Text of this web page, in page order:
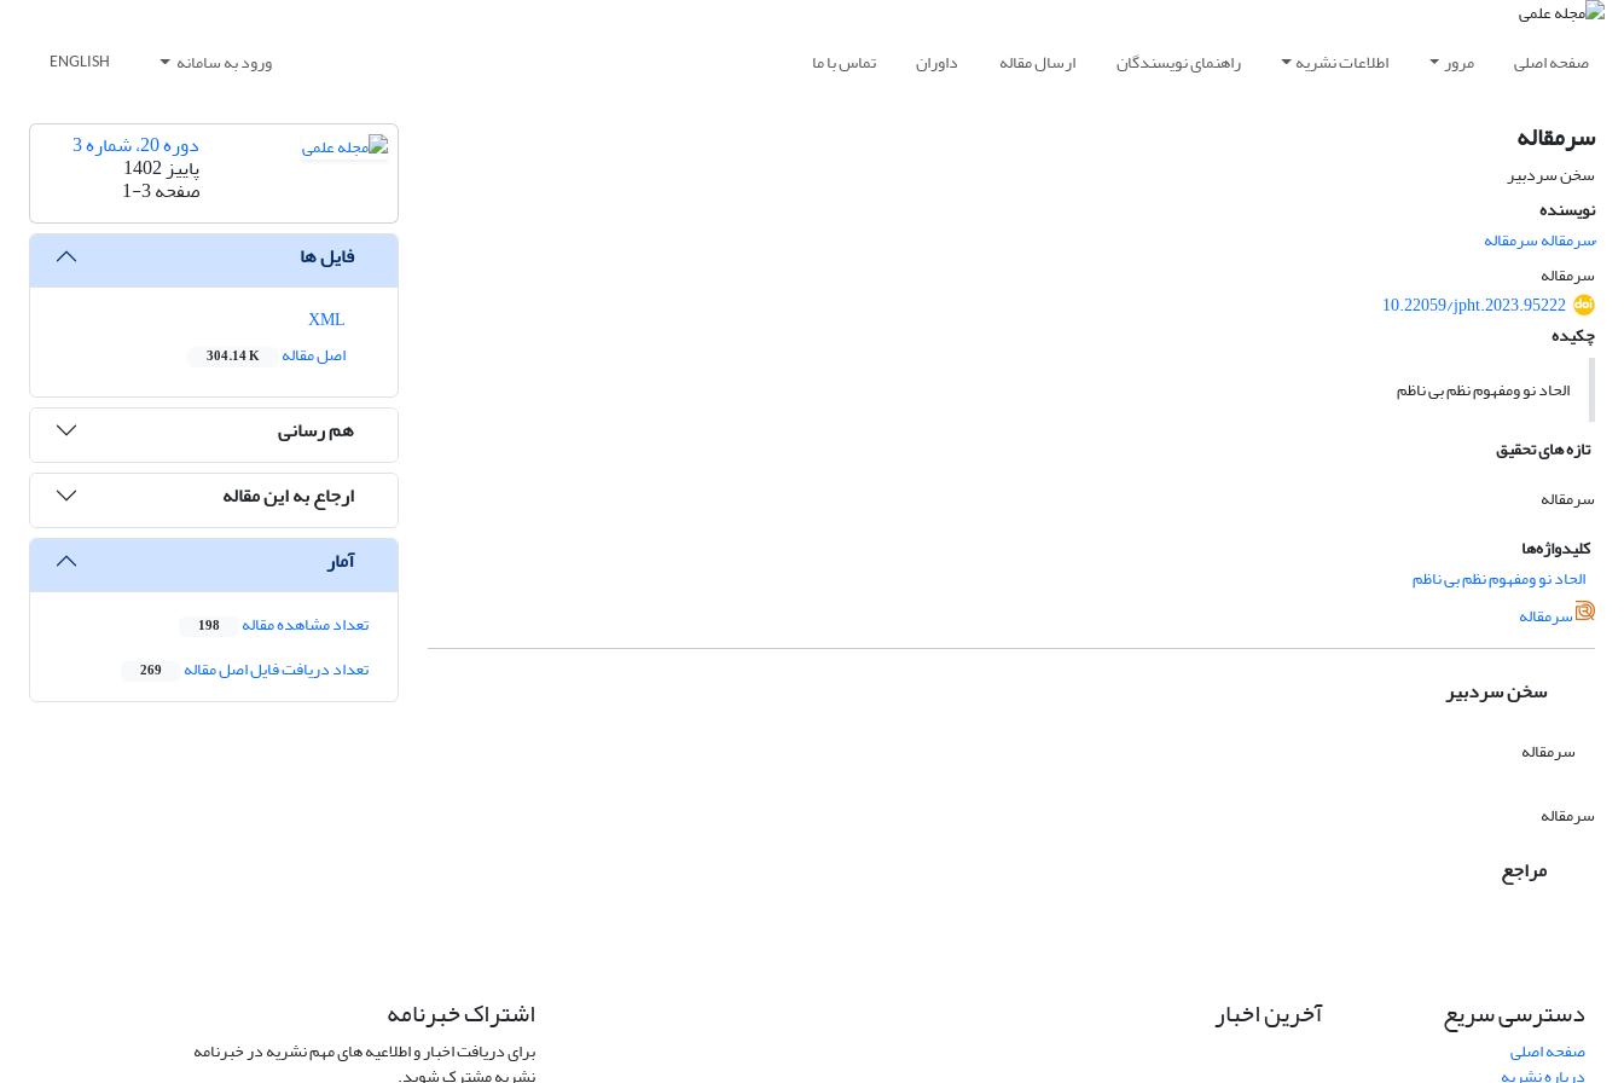
صفحه اصلی مرور اطلاعات نشریه راهنمای نویسندگان ارسال مقاله داوران تماس با ما ورود به سامانه ENGLISH
سرمقاله
سخن سردبیر
نویسنده
ُسرمقاله سرمقاله
سرمقاله
10.22059/jpht.2023.95222
چکیده
الحاد نو ومفهوم نظم بی ناظم
تازه های تحقیق
سرمقاله
کلیدواژه‌ها
الحاد نو ومفهوم نظم بی ناظم
سرمقاله
سخن سردبیر
سرمقاله
سرمقاله
مراجع
دوره 20، شماره 3
پاییز 1402
صفحه1-3
فایل ها
اصل مقاله
304.14 K
هم رسانی
ارجاع به این مقاله
آمار
تعداد مشاهده مقاله 198
تعداد دریافت فایل اصل مقاله 269
دسترسی سریع
صفحه اصلی
آخرین اخبار اشتراک خبرنامه
برای دریافت اخبار و اطلاعیه های مهم نشریه در خبرنامه